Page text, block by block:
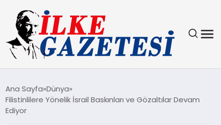
TEKNOLOJI
Ana Sayfa Dünya
Filistinlilere Yönelik İsrail Baskınları ve Gözaltılar Devam
Ediyor